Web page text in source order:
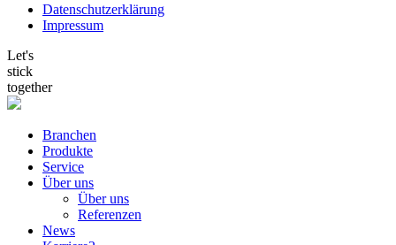
Datenschutzerklärung
Impressum
Let's
stick
together
Branchen
Produkte
Service
Über uns
Über uns
Referenzen
News